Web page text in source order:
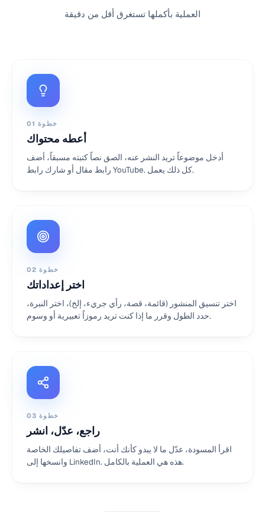
العملية بأكملها تستغرق أقل من دقيقة
خطوة 01
أعطه محتواك
أدخل موضوعاً تريد النشر عنه، الصق نصاً كتبته مسبقاً، أضف
رابط مقال أو شارك رابط YouTube. كل ذلك يعمل.
خطوة 02
اختر إعداداتك
اختر تنسيق المنشور (قائمة، قصة، رأي جريء، إلخ)، اختر النبرة،
حدد الطول وقرر ما إذا كنت تريد رموزاً تعبيرية أو وسوم.
خطوة 03
راجع، عدّل، انشر
اقرأ المسودة، عدّل ما لا يبدو كأنك أنت، أضف تفاصيلك الخاصة
وانسخها إلى LinkedIn. هذه هي العملية بالكامل.